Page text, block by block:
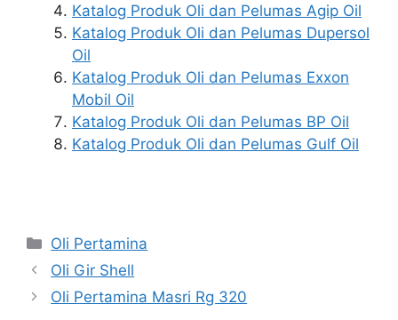
Katalog Produk Oli dan Pelumas Agip Oil
Katalog Produk Oli dan Pelumas Dupersol
Oil
Katalog Produk Oli dan Pelumas Exxon
Mobil Oil
Katalog Produk Oli dan Pelumas BP Oil
Katalog Produk Oli dan Pelumas Gulf Oil
Oli Pertamina
Oli Gir Shell
Oli Pertamina Masri Rg 320